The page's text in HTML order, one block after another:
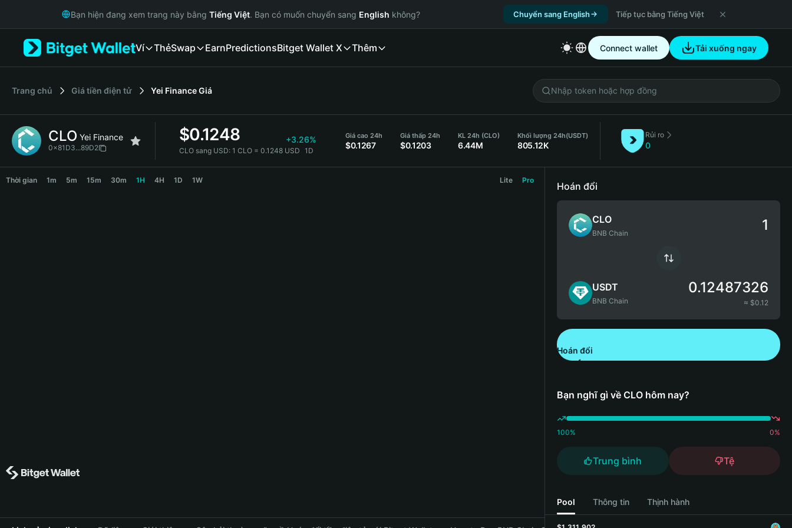
Русский
Italiano
简体中文
繁體中文
Bahasa Indonesia
Bạn hiện đang xem trang này bằng Tiếng Việt. Bạn có muốn chuyển sang English không? Chuyển sang English Tiếp tục bằng Tiếng Việt
Ví ThẻSwap EarnPredictionsBitget Wallet X Thêm Connect wallet Tải xuống ngay
‌Trang chủ Giá tiền điện tử Yei FinanceGiá
CLO Yei Finance
0x81D3...89D2
$0.1248 +3.26%
CLO sang USD: 1 CLO = 0.1248 USD 1D
Giá cao 24h
$0.1267
Giá thấp 24h
$0.1203
KL 24h (CLO)
6.44M
Khối lượng 24h(USDT)
805.12K
Rủi ro
0
CLO Price Chart
Thời gian 1m 5m 15m 30m 1H 4H 1D 1W Lite Pro
Hoán đổi
CLO
BNB Chain
USDT
BNB Chain
0.12487326
≈ $0.12
Hoán đổi
Bạn nghĩ gì về CLO hôm nay?
100% 0%
Trung bình Tệ
Pool Thông tin Thịnh hành